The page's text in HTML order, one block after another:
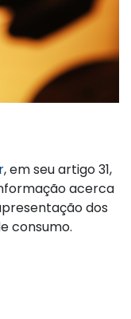
, em seu artigo 31,
acerca
dos
consumo.